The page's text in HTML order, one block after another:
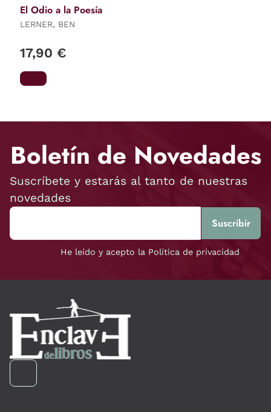
El Odio a la Poesía
LERNER, BEN
17,90 €
Boletín de Novedades
Suscríbete y estarás al tanto de nuestras
novedades
He leído y acepto la Política de privacidad